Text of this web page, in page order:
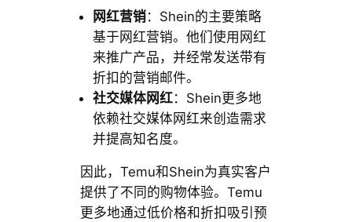
网红营销：Shein的主要策略
基于网红营销。他们使用网红
来推广产品，并经常发送带有
折扣的营销邮件。
社交媒体网红：Shein更多地
依赖社交媒体网红来创造需求
并提高知名度。
因此，Temu和Shein为真实客户
提供了不同的购物体验。Temu
更多地通过低价格和折扣吸引预